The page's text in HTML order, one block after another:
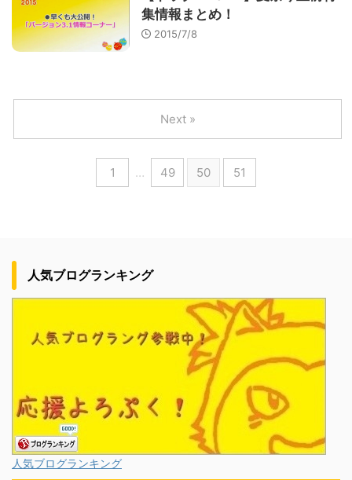
集情報まとめ！
2015/7/8
1 … 49 50 51
Next »
人気ブログランキング
人気ブログランキング